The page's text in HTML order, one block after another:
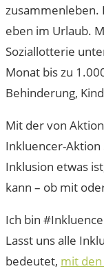
zusammenleben.
eben im Urlaub.
Soziallotterie
Monat bis zu
Behinderung,
Mit der von
Inkluencer-
Inklusion etwas
kann – ob mit
Ich bin
Lasst uns alle
bedeutet, mit